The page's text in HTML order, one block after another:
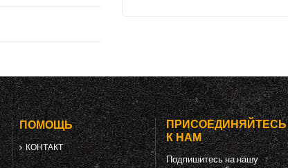
ПОМОЩЬ
КОНТАКТ
ПРИСОЕДИНЯЙТЕСЬ
К НАМ
Подпишитесь на нашу